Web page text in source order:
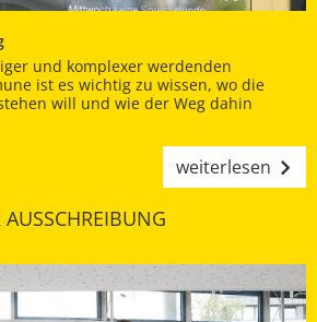
und komplexer werdenden
ist es wichtig zu wissen, wo die
will und wie der Weg dahin
weiterlesen